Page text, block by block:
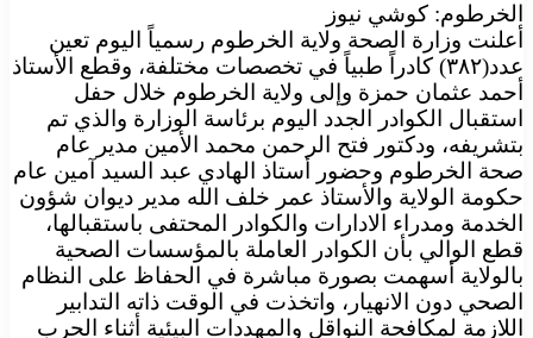
الخرطوم: كوشي نيوز
أعلنت وزارة الصحة ولاية الخرطوم رسمياً اليوم تعين
عدد(٣٨٢) كادراً طبياً في تخصصات مختلفة، وقطع الأستاذ
أحمد عثمان حمزة وإلى ولاية الخرطوم خلال حفل
استقبال الكوادر الجدد اليوم برئاسة الوزارة والذي تم
بتشريفه، ودكتور فتح الرحمن محمد الأمين مدير عام
صحة الخرطوم وحضور أستاذ الهادي عبد السيد آمين عام
حكومة الولاية والأستاذ عمر خلف الله مدير ديوان شؤون
الخدمة ومدراء الادارات والكوادر المحتفى باستقبالها،
قطع الوالي بأن الكوادر العاملة بالمؤسسات الصحية
بالولاية أسهمت بصورة مباشرة في الحفاظ على النظام
الصحي دون الانهيار، واتخذت في الوقت ذاته التدابير
اللازمة لمكافحة النواقل والمهددات البيئية أثناء الحرب